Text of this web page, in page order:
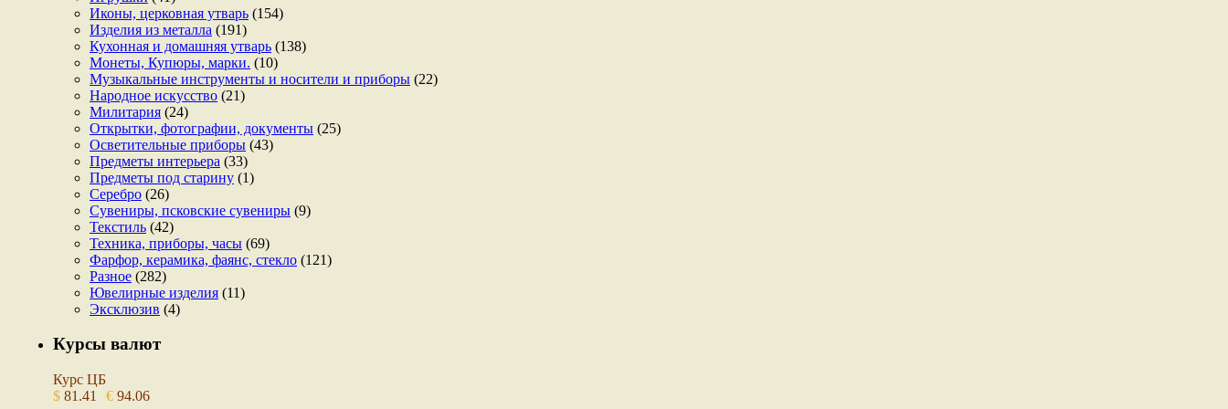
Иконы, церковная утварь (154)
Изделия из металла (191)
Кухонная и домашняя утварь (138)
Монеты, Купюры, марки. (10)
Музыкальные инструменты и носители и приборы (22)
Народное искусство (21)
Милитария (24)
Открытки, фотографии, документы (25)
Осветительные приборы (43)
Предметы интерьера (33)
Предметы под старину (1)
Серебро (26)
Сувениры, псковские сувениры (9)
Текстиль (42)
Техника, приборы, часы (69)
Фарфор, керамика, фаянс, стекло (121)
Разное (282)
Ювелирные изделия (11)
Эксклюзив (4)
Курсы валют
Курс ЦБ
$ 81.41 € 94.06